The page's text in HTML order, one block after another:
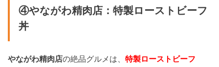
④やながわ精肉店：特製ローストビーフ
丼
やながわ精肉店の絶品グルメは、特製ローストビーフ